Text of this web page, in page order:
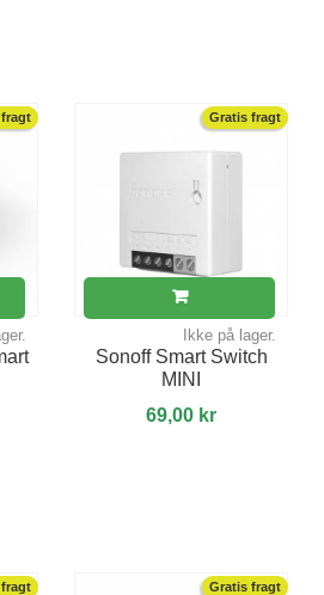
Gratis fragt
Ikke på lager.
Sonoff Smart Switch
MINI
69,00 kr
Gratis fragt